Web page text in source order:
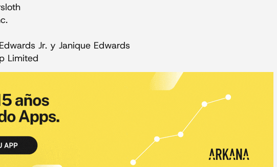
Jr. y Janique Edwards
Limited